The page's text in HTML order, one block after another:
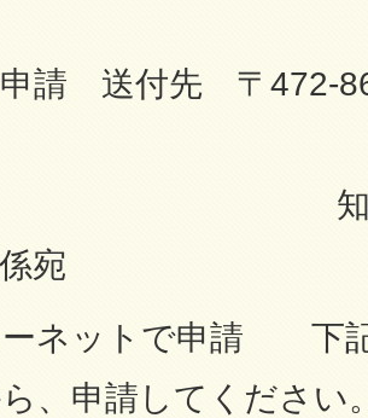
申請 送付先 〒472-
市役所
宛
ーネットで申請 下
、申請してください